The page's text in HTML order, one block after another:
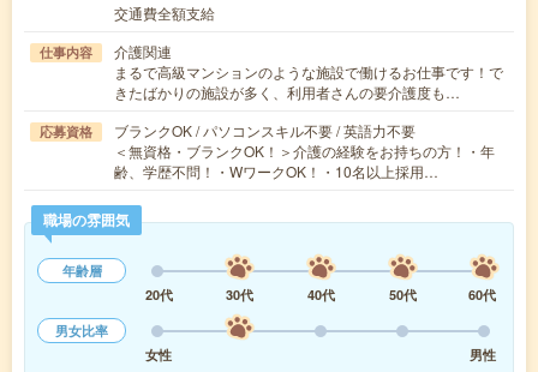
交通費全額支給
仕事内容
介護関連
まるで高級マンションのような施設で働けるお仕事です！で
きたばかりの施設が多く、利用者さんの要介護度も…
応募資格
ブランクOK / パソコンスキル不要 / 英語力不要
＜無資格・ブランクOK！＞介護の経験をお持ちの方！・年
齢、学歴不問！・WワークOK！・10名以上採用…
職場の雰囲気
年齢層
20代
30代 40代 50代
60代
男女比率
女性
男性